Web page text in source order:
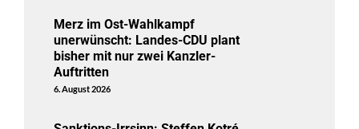
Merz im Ost-Wahlkampf
unerwünscht: Landes-CDU plant
bisher mit nur zwei Kanzler-
Auftritten
6. August 2026